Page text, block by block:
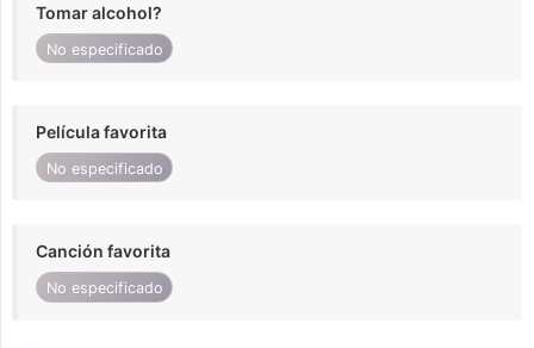
Tomar alcohol?
No especificado
Película favorita
No especificado
Canción favorita
No especificado